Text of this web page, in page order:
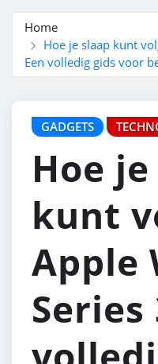
Home
Hoe je slaap kunt
Een volledig gids voor
GADGETS
Hoe
kunt
Apple
Series